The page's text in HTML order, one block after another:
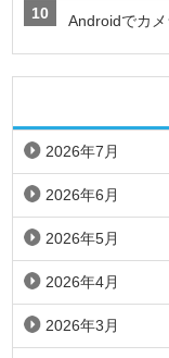
Androidでカ
2026年7月
2026年6月
2026年5月
2026年4月
2026年3月